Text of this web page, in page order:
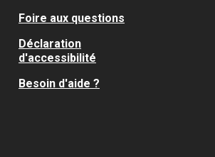
Foire aux questions
Déclaration
d'accessibilité
Besoin d'aide ?